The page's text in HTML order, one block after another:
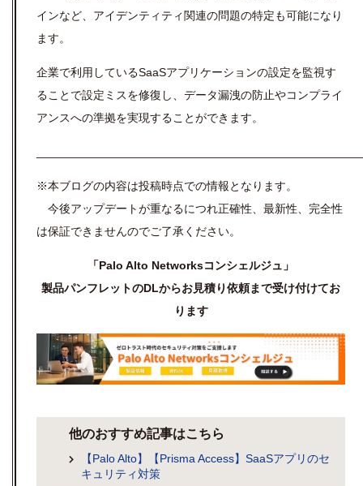
インなど、アイデンティティ関連の問題の特定も可能になり
ます。
企業で利用しているSaaSアプリケーションの設定を監視す
ることで設定ミスを修復し、データ漏洩の防止やコンプライ
アンスへの準拠を実現することができます。
※本ブログの内容は投稿時点での情報となります。
今後アップデートが重なるにつれ正確性、最新性、完全性
は保証できませんのでご了承ください。
「Palo Alto Networksコンシェルジュ」
製品パンフレットのDLからお見積り依頼まで受け付けてお
ります
他のおすすめ記事はこちら
【Palo Alto】【Prisma Access】SaaSアプリのセ
キュリティ対策